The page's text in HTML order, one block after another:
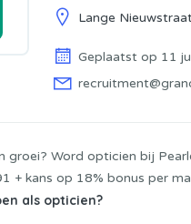
Lange
Geplaatst op 11
groei? Word opticien bij
+ kans op 18% bonus per
als opticien?